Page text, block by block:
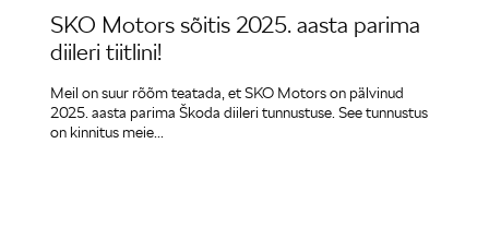
SKO Motors sõitis 2025. aasta parima
diileri tiitlini!
Meil on suur rõõm teatada, et SKO Motors on pälvinud
2025. aasta parima Škoda diileri tunnustuse. See tunnustus
on kinnitus meie...